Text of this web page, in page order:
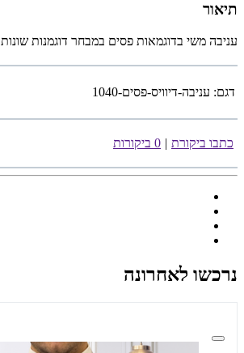
תיאור
עניבה משי בדוגמאות פסים במבחר דוגמנות שונות
דגם: עניבה-דיוויס-פסים-1040
כתבו ביקורת | 0 ביקורות
נרכשו לאחרונה